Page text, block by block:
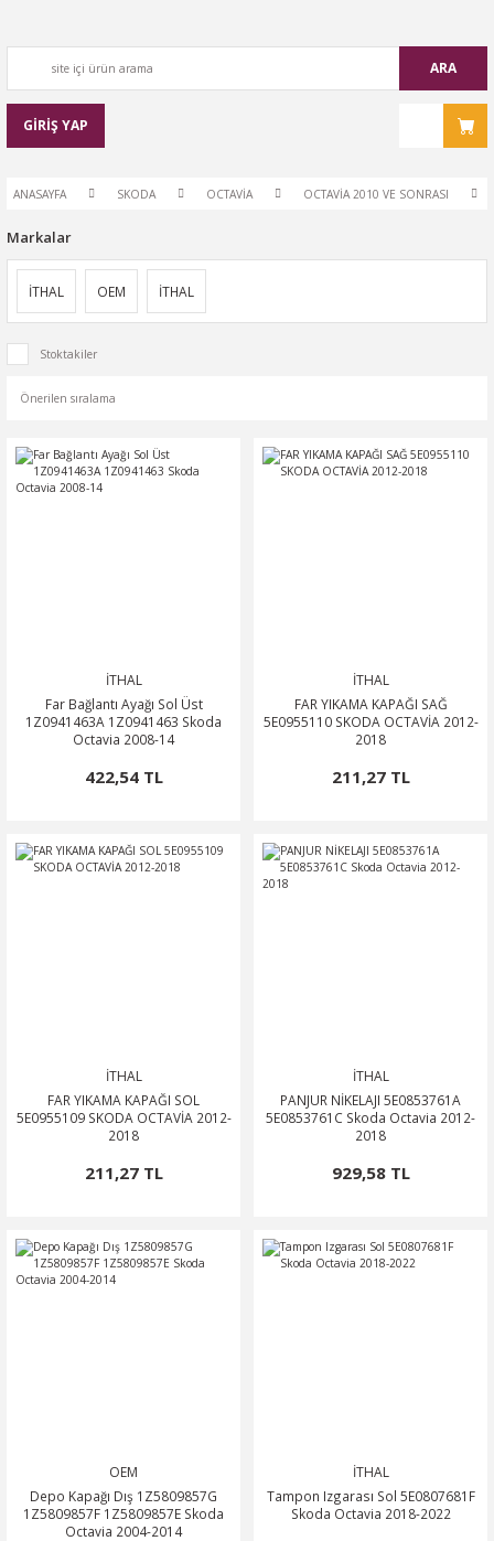
ARA
GİRİŞ YAP
ANASAYFA SKODA OCTAVİA OCTAVİA 2010 VE SONRASI
Markalar
İTHAL OEM İTHAL
Stoktakiler
İTHAL
Far Bağlantı Ayağı Sol Üst
1Z0941463A 1Z0941463 Skoda
Octavia 2008-14
422,54 TL
İTHAL
FAR YIKAMA KAPAĞI SAĞ
5E0955110 SKODA OCTAVİA 2012-
2018
211,27 TL
İTHAL
FAR YIKAMA KAPAĞI SOL
5E0955109 SKODA OCTAVİA 2012-
2018
211,27 TL
İTHAL
PANJUR NİKELAJI 5E0853761A
5E0853761C Skoda Octavia 2012-
2018
929,58 TL
OEM
Depo Kapağı Dış 1Z5809857G
1Z5809857F 1Z5809857E Skoda
Octavia 2004-2014
İTHAL
Tampon Izgarası Sol 5E0807681F
Skoda Octavia 2018-2022